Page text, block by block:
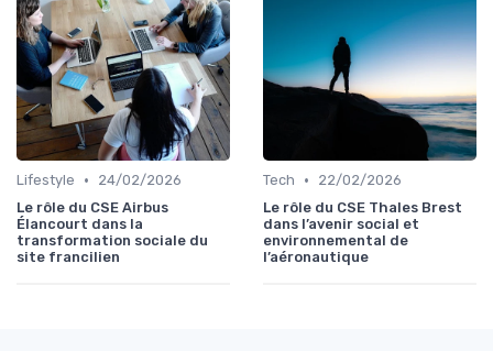
Lifestyle •
24/02/2026
Le rôle du CSE Airbus
Élancourt dans la
transformation sociale du
site francilien
Tech •
22/02/2026
Le rôle du CSE Thales Brest
dans l’avenir social et
environnemental de
l’aéronautique